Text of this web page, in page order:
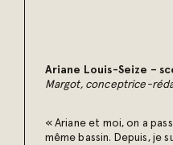
Ariane Louis-Seize –
Margot, conceptrice-
« Ariane et moi, on a
même bassin. Depuis, je